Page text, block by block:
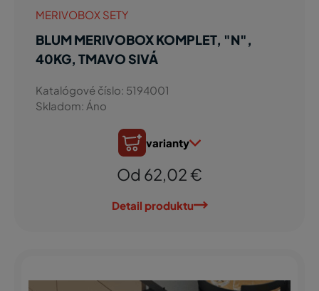
MERIVOBOX SETY
BLUM MERIVOBOX KOMPLET, "N",
40KG, TMAVO SIVÁ
Katalógové číslo: 5194001
Skladom: Áno
varianty
Od 62,02 €
Detail produktu